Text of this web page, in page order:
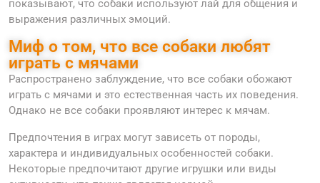
показывают, что собаки используют лай для общения и
выражения различных эмоций.
Миф о том, что все собаки любят
играть с мячами
Распространено заблуждение, что все собаки обожают
играть с мячами и это естественная часть их поведения.
Однако не все собаки проявляют интерес к мячам.
Предпочтения в играх могут зависеть от породы,
характера и индивидуальных особенностей собаки.
Некоторые предпочитают другие игрушки или виды